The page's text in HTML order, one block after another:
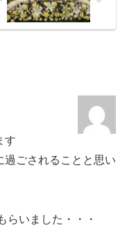
す
ごされることと思い
らいました・・・